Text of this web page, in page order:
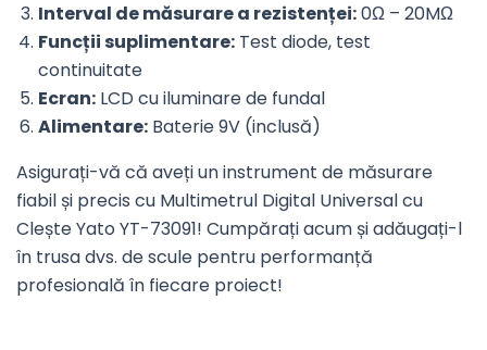
Interval de măsurare a rezistenței:0Ω – 20MΩ
Funcții suplimentare: Test diode, test
continuitate
Ecran: LCD cu iluminare de fundal
Alimentare: Baterie 9V (inclusă)
Asigurați-vă că aveți un instrument de măsurare
fiabil și precis cu Multimetrul Digital Universal cu
Clește Yato YT-73091! Cumpărați acum și adăugați-l
în trusa dvs. de scule pentru performanță
profesională în fiecare proiect!